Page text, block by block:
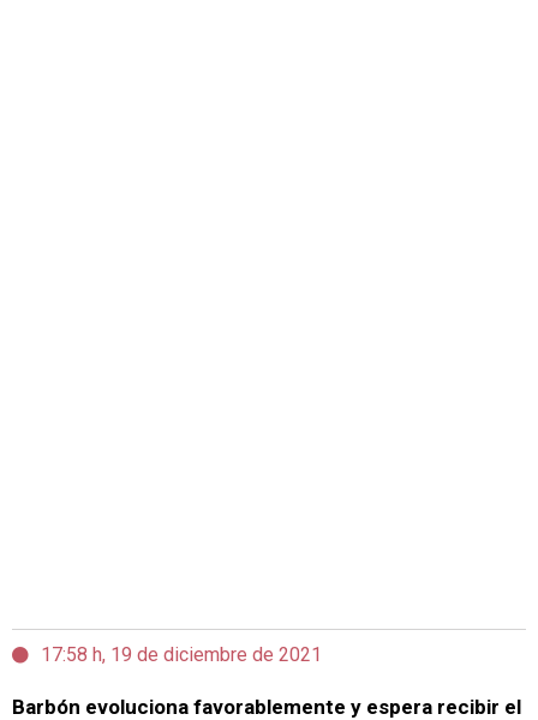
17:58 h, 19 de diciembre de 2021
Barbón evoluciona favorablemente y espera recibir el